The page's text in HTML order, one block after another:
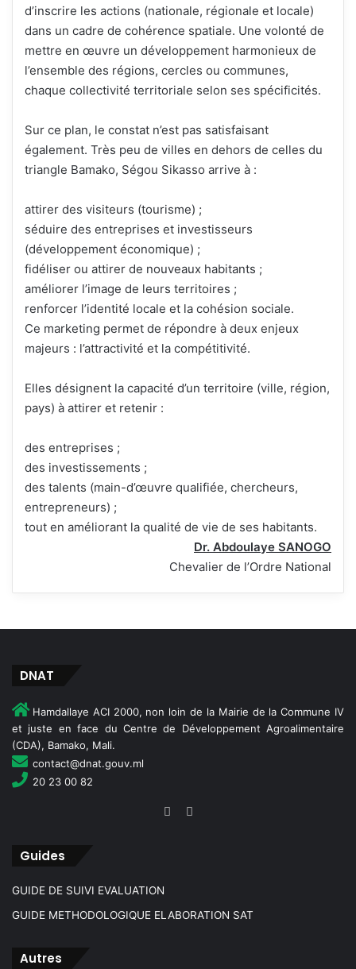
d’inscrire les actions (nationale, régionale et locale)
dans un cadre de cohérence spatiale. Une volonté de
mettre en œuvre un développement harmonieux de
l’ensemble des régions, cercles ou communes,
chaque collectivité territoriale selon ses spécificités.
Sur ce plan, le constat n’est pas satisfaisant
également. Très peu de villes en dehors de celles du
triangle Bamako, Ségou Sikasso arrive à :
attirer des visiteurs (tourisme) ;
séduire des entreprises et investisseurs
(développement économique) ;
fidéliser ou attirer de nouveaux habitants ;
améliorer l’image de leurs territoires ;
renforcer l’identité locale et la cohésion sociale.
Ce marketing permet de répondre à deux enjeux
majeurs : l’attractivité et la compétitivité.
Elles désignent la capacité d’un territoire (ville, région,
pays) à attirer et retenir :
des entreprises ;
des investissements ;
des talents (main-d’œuvre qualifiée, chercheurs,
entrepreneurs) ;
tout en améliorant la qualité de vie de ses habitants.
Dr. Abdoulaye SANOGO
Chevalier de l’Ordre National
DNAT
Hamdallaye ACI 2000, non loin de la Mairie de la Commune IV
et juste en face du Centre de Développement Agroalimentaire
(CDA), Bamako, Mali.
contact@dnat.gouv.ml
20 23 00 82
Guides
GUIDE DE SUIVI EVALUATION
GUIDE METHODOLOGIQUE ELABORATION SAT
Autres